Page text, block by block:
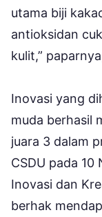
utama biji
antioksidan
kulit,”
Inovasi yang
muda berhasil
juara 3 dalam
CSDU pada
Inovasi dan
berhak